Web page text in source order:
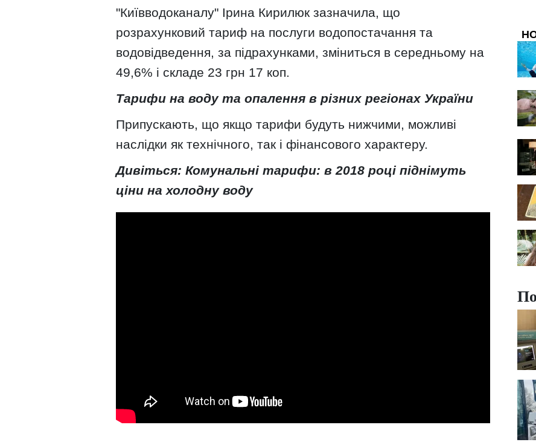
"Київводоканалу" Ірина Кирилюк зазначила, що
розрахунковий тариф на послуги водопостачання та
водовідведення, за підрахунками, зміниться в середньому на
49,6% і складе 23 грн 17 коп.
Тарифи на воду та опалення в різних регіонах України
Припускають, що якщо тарифи будуть нижчими, можливі
наслідки як технічного, так і фінансового характеру.
Дивіться: Комунальні тарифи: в 2018 році піднімуть
ціни на холодну воду